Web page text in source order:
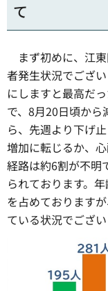
て
まず初めに、江
者発生状況でござ
にしますと最高だ
で、8月20日頃から
ら、先週より下げ
増加に転じるか、
経路は約6割が不明
られております。
を占めております
ている状況でござい